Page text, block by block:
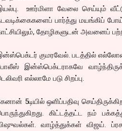
ஊர்மிளா வேலை செய்யும்
பார்த்து மயங்கிப்
தோழிகளுடன் அவனைப் பற்றி
குமரவேல். படத்தில்
இன்ஸ்பெக்டராகவே
எல்லாமே படு சிறப்பு.
5டியில் ஒளிப்பதிவு
கிட்டத்தட்ட நம்
வாழ்த்துக்கள் விஜய்.